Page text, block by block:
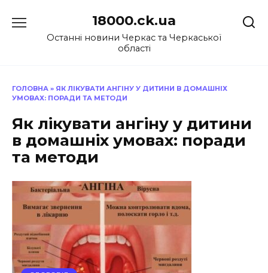
до
18000.ck.ua
Останні новини Черкас та Черкаської
області
ГОЛОВНА » ЯК ЛІКУВАТИ АНГІНУ У ДИТИНИ В ДОМАШНІХ
УМОВАХ: ПОРАДИ ТА МЕТОДИ
Як лікувати ангіну у дитини
в домашніх умовах: поради
та методи